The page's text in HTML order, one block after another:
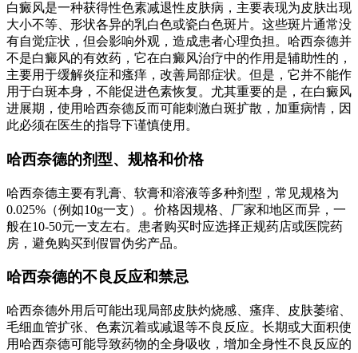
白癜风是一种获得性色素减退性皮肤病，主要表现为皮肤出现
大小不等、形状各异的乳白色或瓷白色斑片。这些斑片通常没
有自觉症状，但会影响外观，造成患者心理负担。哈西奈德并
不是白癜风的有效药，它在白癜风治疗中的作用是辅助性的，
主要用于缓解炎症和瘙痒，改善局部症状。但是，它并不能作
用于白斑本身，不能促进色素恢复。尤其重要的是，在白癜风
进展期，使用哈西奈德反而可能刺激白斑扩散，加重病情，因
此必须在医生的指导下谨慎使用。
哈西奈德的剂型、规格和价格
哈西奈德主要有乳膏、软膏和溶液等多种剂型，常见规格为
0.025%（例如10g一支）。价格因规格、厂家和地区而异，一
般在10-50元一支左右。患者购买时应选择正规药店或医院药
房，避免购买到假冒伪劣产品。
哈西奈德的不良反应和禁忌
哈西奈德外用后可能出现局部皮肤灼烧感、瘙痒、皮肤萎缩、
毛细血管扩张、色素沉着或减退等不良反应。长期或大面积使
用哈西奈德可能导致药物的全身吸收，增加全身性不良反应的